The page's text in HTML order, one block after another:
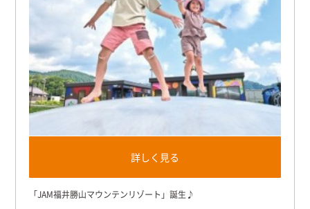
詳しく見る
「JAM福井勝山マウンテンリゾート」誕生♪